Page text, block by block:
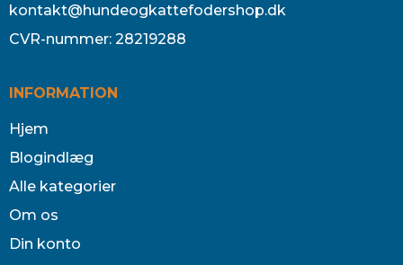
kontakt@hundeogkattefodershop.dk
CVR-nummer: 28219288
INFORMATION
Hjem
Blogindlæg
Alle kategorier
Om os
Din konto